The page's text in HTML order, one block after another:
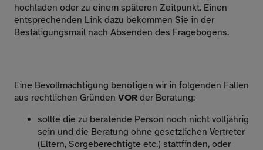
hochladen oder zu einem späteren Zeitpunkt. Einen
entsprechenden Link dazu bekommen Sie in der
Bestätigungsmail nach Absenden des Fragebogens.
Eine Bevollmächtigung benötigen wir in folgenden Fällen
aus rechtlichen Gründen VOR der Beratung:
sollte die zu beratende Person noch nicht volljährig
sein und die Beratung ohne gesetzlichen Vertreter
(Eltern, Sorgeberechtigte etc.) stattfinden, oder